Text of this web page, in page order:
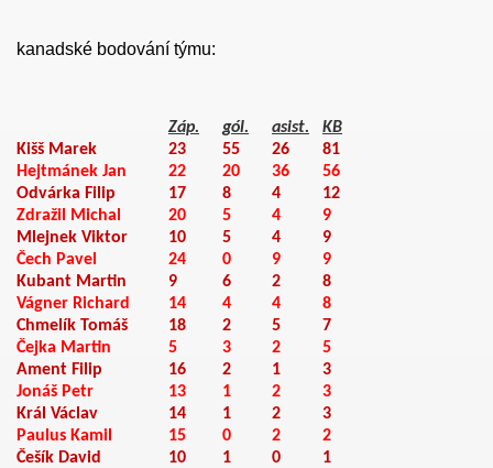
kanadské bodování týmu:
Záp. gól. asist.
KB
Kišš Marek
23 55 26
81
Hejtmánek Jan
22 20 36
56
Odvárka Filip
17 8 4
12
Zdražil Michal
20 5 4
9
Mlejnek Viktor
10 5 4
9
Čech Pavel
24 0 9
9
Kubant Martin
9 6 2
8
Vágner Richard
14 4 4
8
Chmelík Tomáš
18 2 5
7
Čejka Martin
5 3 2
5
Ament Filip
16 2 1
3
Jonáš Petr
13 1 2
3
Král Václav
14 1 2
3
Paulus Kamil
15 0 2
2
Češík David
10 1 0
1